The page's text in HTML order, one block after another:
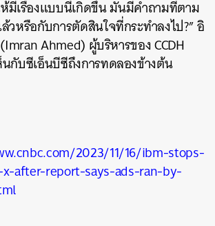
มีเรื่องแบบนี้เกิดขึ้น มันมีคำถามที่ตาม
หรือกับการตัดสินใจที่กระทำลงไป?” อิ
Ahmed) ผู้บริหารของ CCDH
กับซีเอ็นบีซีถึงการทดลองข้างต้น
2023/11/16/ibm-stops-
after-report-says-ads-ran-by-